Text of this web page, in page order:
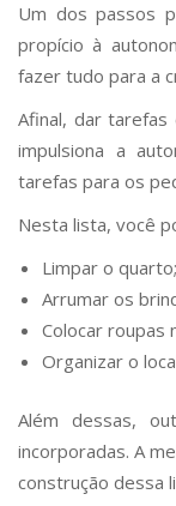
Um dos passos
propício à
fazer tudo para a
Afinal, dar tarefas
impulsiona a
tarefas para os
Nesta lista, você
Limpar o quarto;
Arrumar os
Colocar roupas
Organizar o
Além dessas,
incorporadas. A
construção dessa